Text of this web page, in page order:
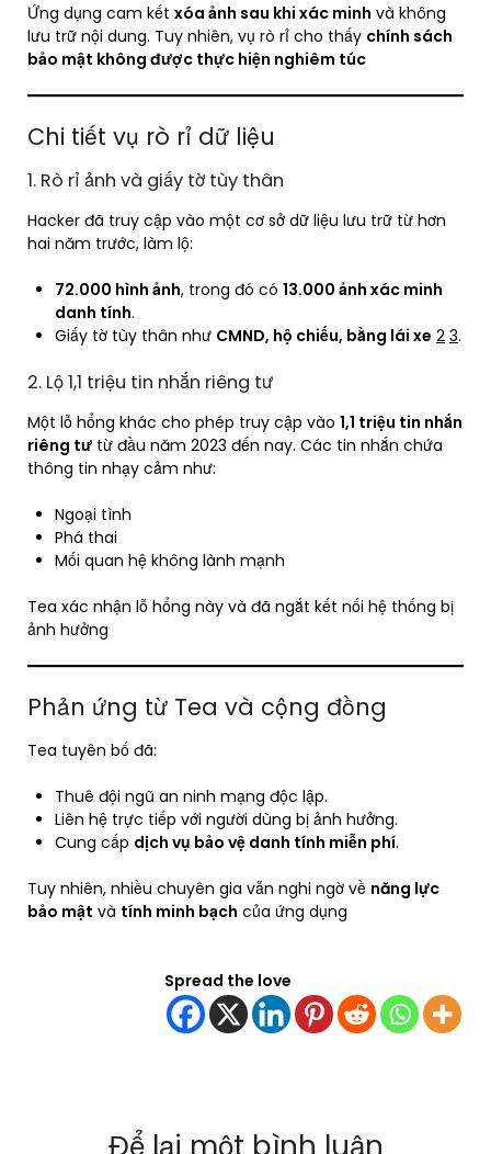
Ứng dụng cam kết xóa ảnh sau khi xác minh và không
lưu trữ nội dung. Tuy nhiên, vụ rò rỉ cho thấy chính sách
bảo mật không được thực hiện nghiêm túc
Chi tiết vụ rò rỉ dữ liệu
1. Rò rỉ ảnh và giấy tờ tùy thân
Hacker đã truy cập vào một cơ sở dữ liệu lưu trữ từ hơn
hai năm trước, làm lộ:
72.000 hình ảnh, trong đó có 13.000 ảnh xác minh
danh tính.
Giấy tờ tùy thân như CMND, hộ chiếu, bằng lái xe 2 3.
2. Lộ 1,1 triệu tin nhắn riêng tư
Một lỗ hổng khác cho phép truy cập vào 1,1 triệu tin nhắn
riêng tư từ đầu năm 2023 đến nay. Các tin nhắn chứa
thông tin nhạy cảm như:
Ngoại tình
Phá thai
Mối quan hệ không lành mạnh
Tea xác nhận lỗ hổng này và đã ngắt kết nối hệ thống bị
ảnh hưởng
Phản ứng từ Tea và cộng đồng
Tea tuyên bố đã:
Thuê đội ngũ an ninh mạng độc lập.
Liên hệ trực tiếp với người dùng bị ảnh hưởng.
Cung cấp dịch vụ bảo vệ danh tính miễn phí.
Tuy nhiên, nhiều chuyên gia vẫn nghi ngờ về năng lực
bảo mật và tính minh bạch của ứng dụng
Spread the love